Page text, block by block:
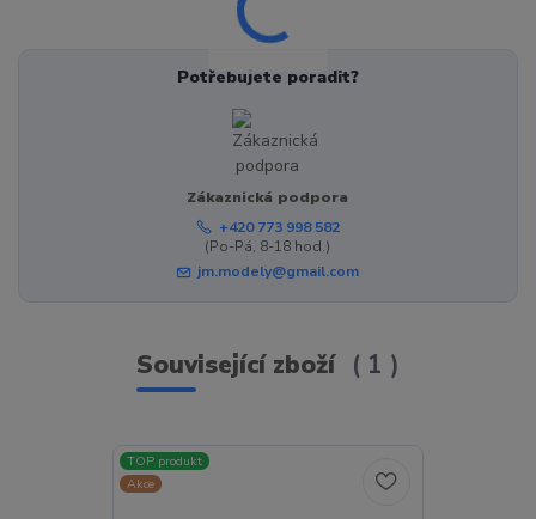
Potřebujete poradit?
Zákaznická podpora
+420 773 998 582
(Po-Pá, 8-18 hod.)
jm.modely@gmail.com
Související zboží 1
TOP produkt
Akce